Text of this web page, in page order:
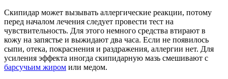
Скипидар может вызывать аллергические реакции, потому
перед началом лечения следует провести тест на
чувствительность. Для этого немного средства втирают в
кожу на запястье и выжидают два часа. Если не появилось
сыпи, отека, покраснения и раздражения, аллергии нет. Для
усиления эффекта иногда скипидарную мазь смешивают с
барсучьим жиром или медом.